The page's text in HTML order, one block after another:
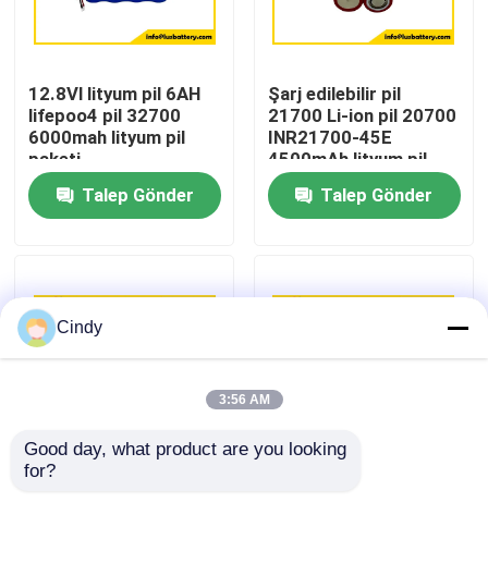
Ürün:% s
Hakkımızda
Fabrika turu
Kalite kontrol
Haberler
12.8Vl lityum pil 6AH
lifepoo4 pil 32700
6000mah lityum pil
paketi
Talep Gönder
Şarj edilebilir pil
21700 Li-ion pil 20700
INR21700-45E
4500mAh lityum pil
Talep Gönder
INR21700 3.6V
Cindy
3:56 AM
Good day, what product are you looking
for?